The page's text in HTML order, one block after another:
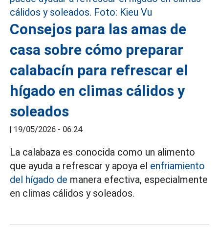
Consejos para las amas de
casa sobre cómo preparar
calabacín para refrescar el
hígado en climas cálidos y
soleados
| 19/05/2026 - 06:24
La calabaza es conocida como un alimento
que ayuda a refrescar y apoya el enfriamiento
del hígado de manera efectiva, especialmente
en climas cálidos y soleados.